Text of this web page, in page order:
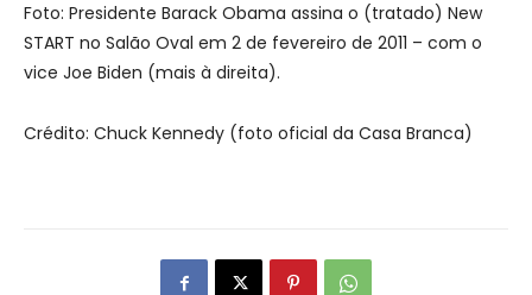
Foto: Presidente Barack Obama assina o (tratado) New
START no Salão Oval em 2 de fevereiro de 2011 – com o
vice Joe Biden (mais à direita).
Crédito: Chuck Kennedy (foto oficial da Casa Branca)